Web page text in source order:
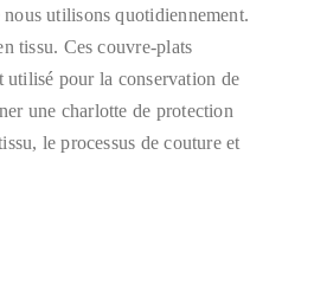
utilisons quotidiennement.
tissu. Ces couvre-plats
utilisé pour la conservation de
une charlotte de protection
le processus de couture et